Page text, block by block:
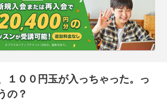
１００円玉が入っちゃった。っ
の？